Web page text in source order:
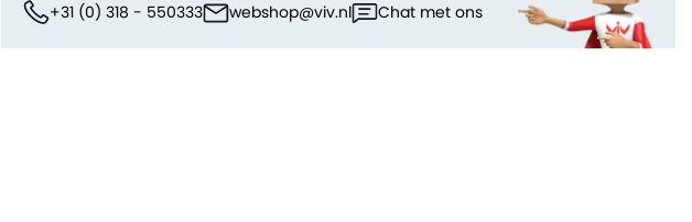
+31 (0) 318 - 550333 webshop@viv.nl Chat met ons